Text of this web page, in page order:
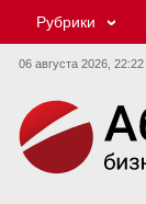
Рубрики
06 августа 2026, 22:22